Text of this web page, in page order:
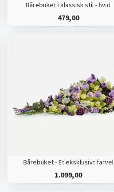
Bårebuket i klassisk stil - hvid
479,00
Bårebuket - Et eksklusivt farvel
1.099,00